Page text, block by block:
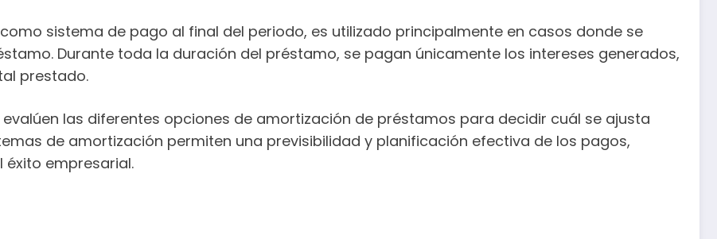
sistema de pago al final del periodo, es utilizado principalmente en casos donde se
Durante toda la duración del préstamo, se pagan únicamente los intereses generados,
prestado.
las diferentes opciones de amortización de préstamos para decidir cuál se ajusta
de amortización permiten una previsibilidad y planificación efectiva de los pagos,
empresarial.